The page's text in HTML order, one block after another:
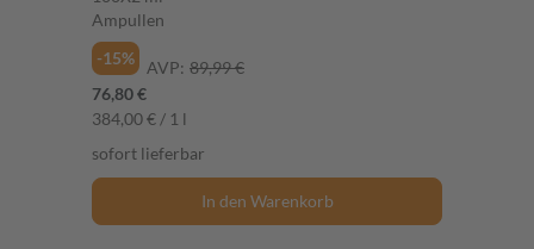
Ampullen
-15%
AVP: 89,99 €
76,80 €
384,00 € / 1 l
sofort lieferbar
In den Warenkorb